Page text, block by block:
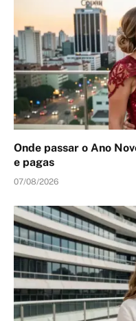
Onde passar o Ano
e pagas
07/08/2026